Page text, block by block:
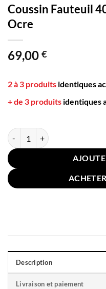
Coussin Fauteuil
Ocre
69,00 €
2 à 3 produits identiques
+ de 3 produits identiques
quantité de Coussin Fauteuil
Description
Livraison et paiement